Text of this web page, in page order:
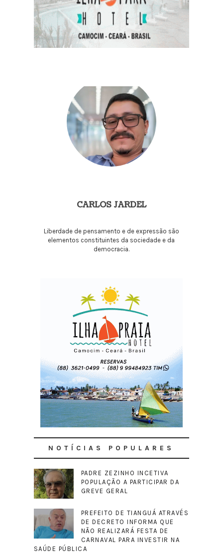
CARLOS JARDEL
Liberdade de pensamento e de expressão são
elementos constituintes da sociedade e da
democracia.
NOTÍCIAS POPULARES
PADRE ZEZINHO INCETIVA
POPULAÇÃO A PARTICIPAR DA
GREVE GERAL
PREFEITO DE TIANGUÁ ATRAVÉS
DE DECRETO INFORMA QUE
NÃO REALIZARÁ FESTA DE
CARNAVAL PARA INVESTIR NA
SAÚDE PÚBLICA